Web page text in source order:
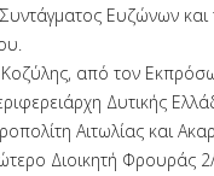
Ευζώνων και
από τον
Δυτικής
Αιτωλίας και
Διοικητή Φρουράς